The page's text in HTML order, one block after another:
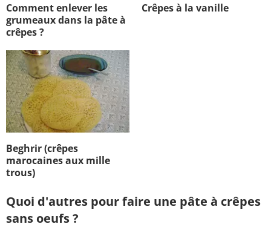
Comment enlever les
grumeaux dans la pâte à
crêpes ?
Crêpes à la vanille
Beghrir (crêpes
marocaines aux mille
trous)
Quoi d'autres pour faire une pâte à crêpes
sans oeufs ?